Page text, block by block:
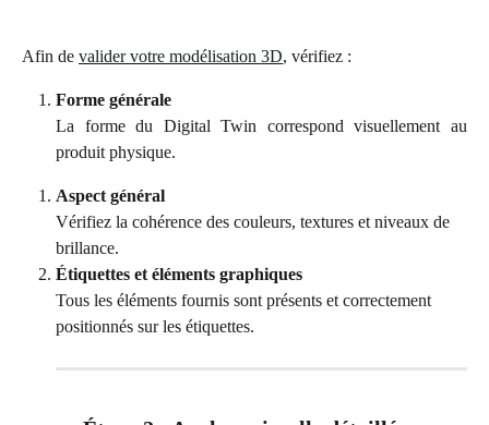
Afin de valider votre modélisation 3D, vérifiez :
Forme générale
La forme du Digital Twin correspond visuellement au
produit physique.
Aspect général
Vérifiez la cohérence des couleurs, textures et niveaux de
brillance.
Étiquettes et éléments graphiques
Tous les éléments fournis sont présents et correctement
positionnés sur les étiquettes.